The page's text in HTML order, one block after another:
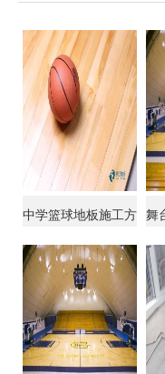
中学篮球地板施工方 舞